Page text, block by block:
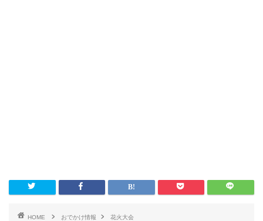
HOME おでかけ情報
花火大会